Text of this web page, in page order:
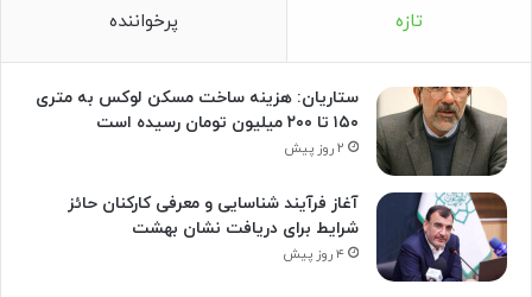
تازه پرخواننده
ستاریان: هزینه ساخت مسکن لوکس به متری
۱۵۰ تا ۲۰۰ میلیون تومان رسیده است
۲ روز پیش
آغاز فرآیند شناسایی و معرفی کارکنان حائز
شرایط برای دریافت نشان بهشت
۴ روز پیش